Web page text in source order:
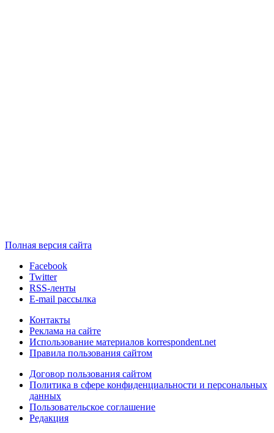
Полная версия сайта
Facebook
Twitter
RSS-ленты
E-mail рассылка
Контакты
Реклама на сайте
Использование материалов korrespondent.net
Правила пользования сайтом
Договор пользования сайтом
Политика в сфере конфиденциальности и персональных
данных
Пользовательское соглашение
Редакция